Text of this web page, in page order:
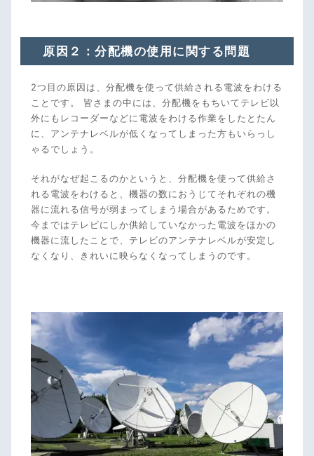
原因２：分配機の使用に関する問題
2つ目の原因は、分配機を使って供給される電波をわける
ことです。 皆さまの中には、分配機をもちいてテレビ以
外にもレコーダーなどに電波をわける作業をしたとたん
に、アンテナレベルが低くなってしまった方もいらっし
ゃるでしょう。
それがなぜ起こるのかというと、分配機を使って供給さ
れる電波をわけると、機器の数におうじてそれぞれの機
器に流れる信号が弱まってしまう場合があるためです。
今まではテレビにしか供給していなかった電波をほかの
機器に流したことで、テレビのアンテナレベルが安定し
なくなり、きれいに映らなくなってしまうのです。